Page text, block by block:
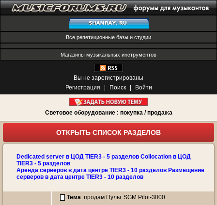
Все репетиционные базы и студии
Магазины музыкальных инструментов
Вы не зарегистрированы
Регистрация
Поиск Войти
Световое оборудование : покупка / продажа
ОТКРЫТЬ СПИСОК РАЗДЕЛОВ
Dedicated server в ЦОД TIER3 - 5 разделов Collocation в ЦОД
TIER3 - 5 разделов
Аренда серверов в дата центре TIER3 - 10 разделов Размещение
серверов в дата центре TIER3 - 10 разделов
Тема: продам Пульт SGM Pilot-3000